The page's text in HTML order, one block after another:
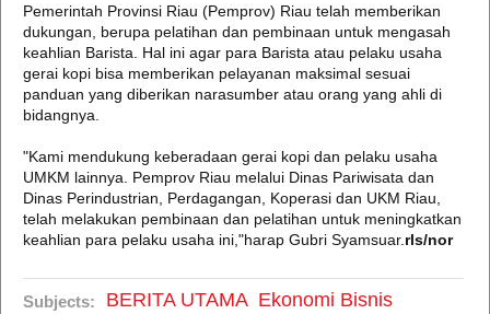
Pemerintah Provinsi Riau (Pemprov) Riau telah memberikan
dukungan, berupa pelatihan dan pembinaan untuk mengasah
keahlian Barista. Hal ini agar para Barista atau pelaku usaha
gerai kopi bisa memberikan pelayanan maksimal sesuai
panduan yang diberikan narasumber atau orang yang ahli di
bidangnya.
"Kami mendukung keberadaan gerai kopi dan pelaku usaha
UMKM lainnya. Pemprov Riau melalui Dinas Pariwisata dan
Dinas Perindustrian, Perdagangan, Koperasi dan UKM Riau,
telah melakukan pembinaan dan pelatihan untuk meningkatkan
keahlian para pelaku usaha ini,"harap Gubri Syamsuar. rls/nor
Subjects: BERITA UTAMA Ekonomi Bisnis